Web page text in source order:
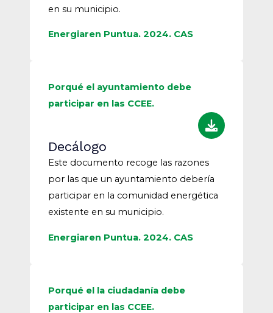
en su municipio.
Energiaren Puntua. 2024. CAS
Porqué el ayuntamiento debe
participar en las CCEE.
Decálogo
Este documento recoge las razones
por las que un ayuntamiento debería
participar en la comunidad energética
existente en su municipio.
Energiaren Puntua. 2024. CAS
Porqué el la ciudadanía debe
participar en las CCEE.